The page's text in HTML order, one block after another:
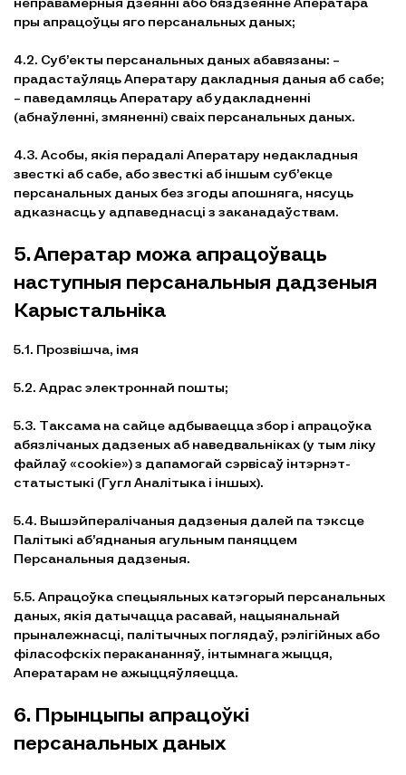
пры апрацоўцы яго персанальных даных;
4.2. Суб’екты персанальных даных абавязаны: –
прадастаўляць Аператару дакладныя даныя аб сабе;
– паведамляць Аператару аб удакладненні
(абнаўленні, змяненні) сваіх персанальных даных.
4.3. Асобы, якія перадалі Аператару недакладныя
звесткі аб сабе, або звесткі аб іншым суб’екце
персанальных даных без згоды апошняга, нясуць
адказнасць у адпаведнасці з заканадаўствам.
5. Аператар можа апрацоўваць
наступныя персанальныя дадзеныя
Карыстальніка
5.1. Прозвішча, імя
5.2. Адрас электроннай пошты;
5.3. Таксама на сайце адбываецца збор і апрацоўка
абязлічаных дадзеных аб наведвальніках (у тым ліку
файлаў «cookie») з дапамогай сэрвісаў інтэрнэт-
статыстыкі (Гугл Аналітыка і іншых).
5.4. Вышэйпералічаныя дадзеныя далей па тэксце
Палітыкі аб’яднаныя агульным паняццем
Персанальныя дадзеныя.
5.5. Апрацоўка спецыяльных катэгорый персанальных
даных, якія датычацца расавай, нацыянальнай
прыналежнасці, палітычных поглядаў, рэлігійных або
філасофскіх перакананняў, інтымнага жыцця,
Аператарам не ажыццяўляецца.
6. Прынцыпы апрацоўкі
персанальных даных